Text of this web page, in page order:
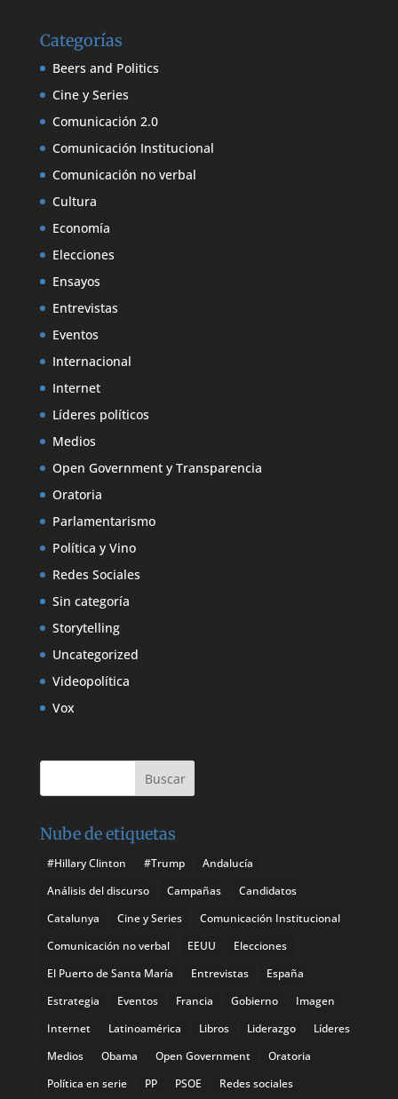
Categorías
Beers and Politics
Cine y Series
Comunicación 2.0
Comunicación Institucional
Comunicación no verbal
Cultura
Economía
Elecciones
Ensayos
Entrevistas
Eventos
Internacional
Internet
Líderes políticos
Medios
Open Government y Transparencia
Oratoria
Parlamentarismo
Política y Vino
Redes Sociales
Sin categoría
Storytelling
Uncategorized
Videopolítica
Vox
Nube de etiquetas
#Hillary Clinton #Trump
Andalucía
Análisis del discurso
Campañas
Candidatos
Catalunya
Cine y Series
Comunicación Institucional
Comunicación no verbal
EEUU
Elecciones
El Puerto de Santa María
Entrevistas
España
Estrategia
Eventos Francia Gobierno
Imagen
Internet
Latinoamérica Libros Liderazgo
Líderes
Medios
Obama Open Government
Oratoria
Política en serie
PP PSOE Redes sociales